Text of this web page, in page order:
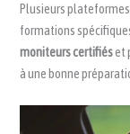
Plusieurs
formations
moniteurs certifiéset
à une bonne